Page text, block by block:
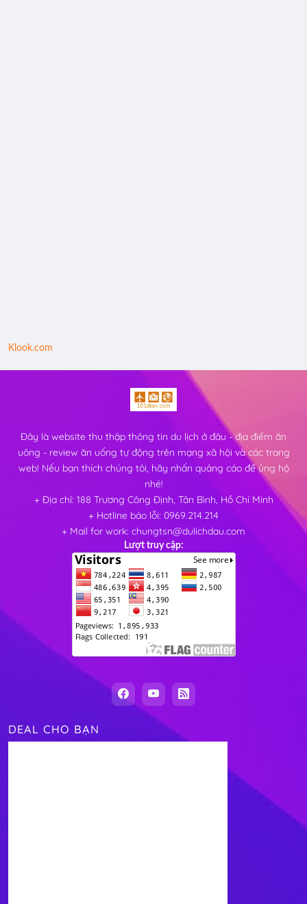
Klook.com
Đây là website thu thập thông tin du lịch ở đâu - địa điểm ăn
uông - review ăn uống tự động trên mạng xã hội và các trang
web! Nếu bạn thích chúng tôi, hãy nhấn quảng cáo để ủng hộ
nhé!
+ Địa chỉ: 188 Trương Công Định, Tân Bình, Hồ Chí Minh
+ Hotline báo lỗi: 0969.214.214
+ Mail for work: chungtsn@dulichdau.com
Lượt truy cập:
DEAL CHO BẠN